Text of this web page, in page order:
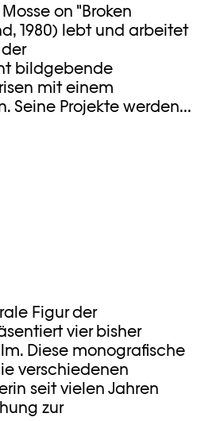
on "Broken
1980) lebt und arbeitet
bildgebende
mit einem
Seine Projekte werden...
Figur der
vier bisher
Diese monografische
verschiedenen
seit vielen Jahren
zur